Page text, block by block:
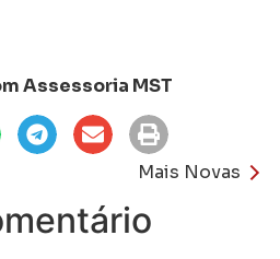
Assessoria MST
Mais Novas